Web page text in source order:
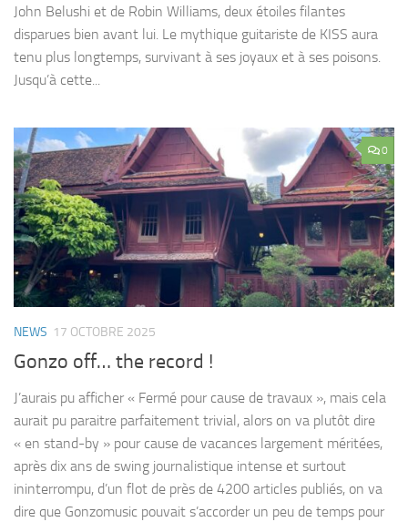
John Belushi et de Robin Williams, deux étoiles filantes
disparues bien avant lui. Le mythique guitariste de KISS aura
tenu plus longtemps, survivant à ses joyaux et à ses poisons.
Jusqu’à cette...
0
NEWS 17 OCTOBRE 2025
Gonzo off… the record !
J’aurais pu afficher « Fermé pour cause de travaux », mais cela
aurait pu paraitre parfaitement trivial, alors on va plutôt dire
« en stand-by » pour cause de vacances largement méritées,
après dix ans de swing journalistique intense et surtout
ininterrompu, d’un flot de près de 4200 articles publiés, on va
dire que Gonzomusic pouvait s’accorder un peu de temps pour